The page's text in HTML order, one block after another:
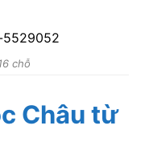
chỗ
Châu từ